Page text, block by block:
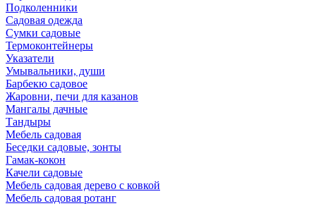
Подколенники
Садовая одежда
Сумки садовые
Термоконтейнеры
Указатели
Умывальники, души
Барбекю садовое
Жаровни, печи для казанов
Мангалы дачные
Тандыры
Мебель садовая
Беседки садовые, зонты
Гамак-кокон
Качели садовые
Мебель садовая дерево с ковкой
Мебель садовая ротанг